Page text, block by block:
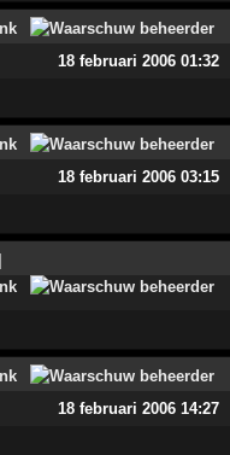
18 februari 2006 01:32
18 februari 2006 03:15
18 februari 2006 14:27